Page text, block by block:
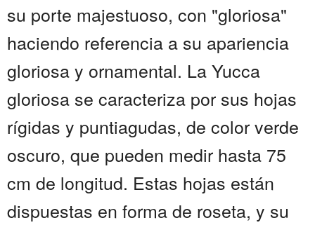
su porte majestuoso, con "gloriosa"
haciendo referencia a su apariencia
gloriosa y ornamental. La Yucca
gloriosa se caracteriza por sus hojas
rígidas y puntiagudas, de color verde
oscuro, que pueden medir hasta 75
cm de longitud. Estas hojas están
dispuestas en forma de roseta, y su